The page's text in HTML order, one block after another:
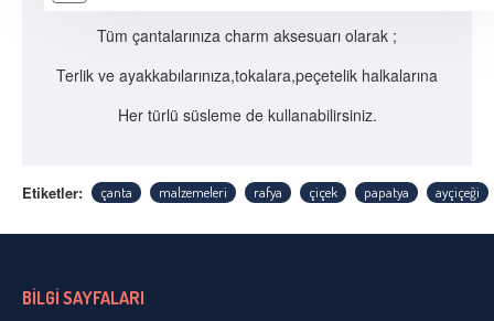
Tüm çantalarınıza charm aksesuarı olarak ;
Terlik ve ayakkabılarınıza,tokalara,peçetelik halkalarına
Her türlü süsleme de kullanabilirsiniz.
Etiketler: çanta malzemeleri rafya çiçek papatya ayçiçeği
BİLGİ SAYFALARI